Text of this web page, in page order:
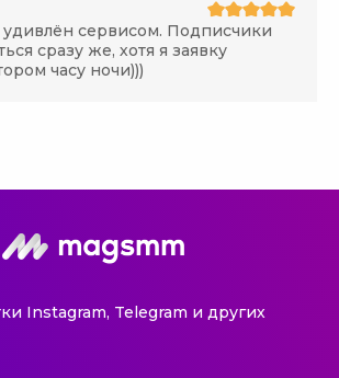
сервисом. Подписчики
сразу же, хотя я заявку
часу ночи)))
Instagram, Telegram и других